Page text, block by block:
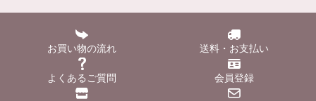
お買い物の流れ 送料・お支払い
よくあるご質問 会員登録